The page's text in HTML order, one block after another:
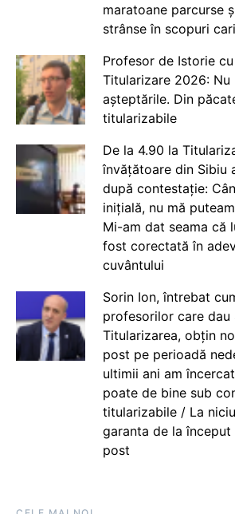
maratoane parcurse
strânse în scopuri
Profesor de Istorie
Titularizare 2026: Nu
așteptările. Din
titularizabile
De la 4.90 la
învățătoare din Sibiu
după contestație:
inițială, nu mă
Mi-am dat seama că
fost corectată în
cuvântului
Sorin Ion, întrebat
profesorilor care dau
Titularizarea, obțin
post pe perioadă
ultimii ani am
poate de bine sub
titularizabile / La
garanta de la început
post